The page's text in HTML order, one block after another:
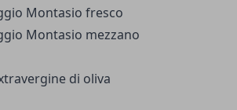
Montasio fresco
Montasio mezzano
di oliva